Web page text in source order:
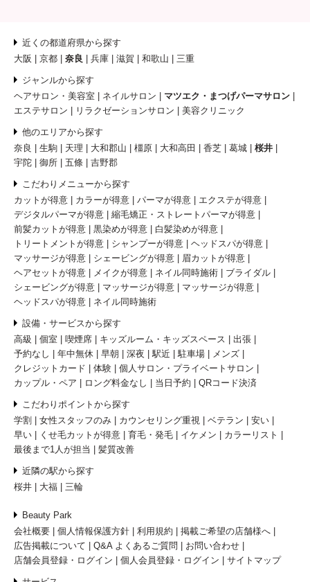
近くの都道府県から探す
大阪
京都 奈良 兵庫 滋賀 和歌山 三重
ジャンルから探す
ヘアサロン・美容室
ネイルサロン
マツエク・まつげパーマサロン
エステサロン
リラクゼーションサロン 美容クリニック
他のエリアから探す
奈良
生駒 天理 大和郡山 橿原 大和高田 香芝 葛城
桜井
宇陀
御所 五條 吉野郡
こだわりメニューから探す
カットが得意
カラーが得意 パーマが得意
エクステが得意
デジタルパーマが得意
縮毛矯正・ストレートパーマが得意
前髪カットが得意
黒染めが得意
白髪染めが得意
トリートメントが得意
シャンプーが得意
ヘッドスパが得意
マッサージが得意
シェービングが得意
眉カットが得意
ヘアセットが得意
メイクが得意 ネイル同時施術
ブライダル
シェービングが得意
マッサージが得意
マッサージが得意
ヘッドスパが得意
ネイル同時施術
設備・サービスから探す
高級
個室 喫煙席 キッズルーム・キッズスペース
出張
予約なし
年中無休 早朝 深夜 駅近 駐車場
メンズ
クレジットカード
体験
個人サロン・プライベートサロン
カップル・ペア
ロング料金なし 当日予約 QRコード決済
こだわりポイントから探す
学割
女性スタッフのみ カウンセリング重視 ベテラン
安い
早い
くせ毛カットが得意 育毛・発毛 イケメン
カラーリスト
最後まで1人が担当
髪質改善
近隣の駅から探す
桜井
大福 三輪
Beauty Park
会社概要
個人情報保護方針 利用規約
掲載ご希望の店舗様へ
広告掲載について
Q&A よくあるご質問
お問い合わせ
店舗会員登録・ログイン
個人会員登録・ログイン サイトマップ